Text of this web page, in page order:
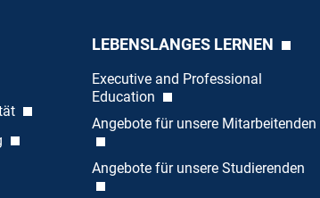
LEBENSLANGES LERNEN
Executive and Professional
Education
Angebote für unsere Mitarbeitenden
Angebote für unsere Studierenden